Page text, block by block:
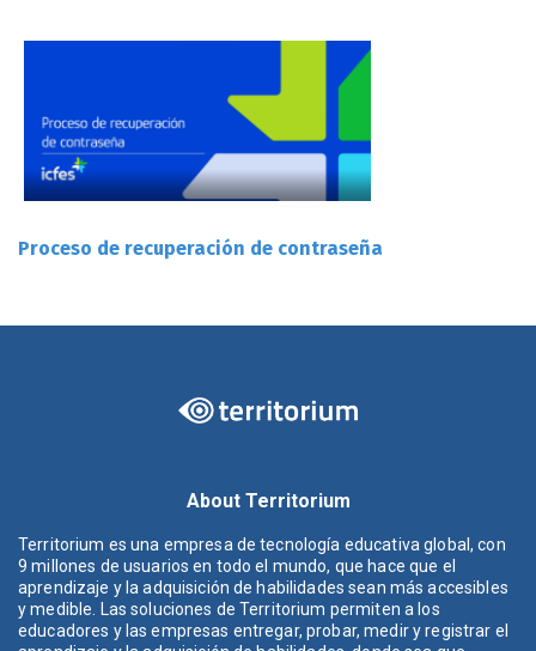
Proceso de recuperación de contraseña
About Territorium
Territorium es una empresa de tecnología educativa global, con
9 millones de usuarios en todo el mundo, que hace que el
aprendizaje y la adquisición de habilidades sean más accesibles
y medible. Las soluciones de Territorium permiten a los
educadores y las empresas entregar, probar, medir y registrar el